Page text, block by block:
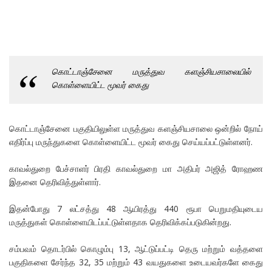
கொட்டாஞ்சேனை மருத்துவ களஞ்சியசாலையில்
கொள்ளையிட்ட மூவர் கைது
கொட்டாஞ்சேனை பகுதியிலுள்ள மருத்துவ களஞ்சியசாலை ஒன்றில் நோய்
எதிர்ப்பு மருந்துகளை கொள்ளையிட்ட மூவர் கைது செய்யப்பட்டுள்ளனர்.
காவல்துறை பேச்சாளர் பிரதி காவல்துறை மா அதிபர் அஜித் ரோஹண
இதனை தெரிவித்துள்ளார்.
இதன்போது 7 லட்சத்து 48 ஆயிரத்து 440 ரூபா பெறுமதியுடைய
மருத்துகள் கொள்ளையிடப்பட்டுள்ளதாக தெரிவிக்கப்படுகின்றது.
சம்பவம் தொடர்பில் கொழும்பு 13, ஆட்டுப்பட்டி தெரு மற்றும் வத்தளை
பகுதிகளை சேர்ந்த 32, 35 மற்றும் 43 வயதுகளை உடையவர்களே கைது